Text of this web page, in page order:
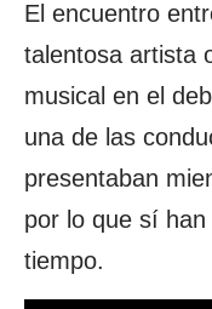
El encuentro
talentosa artista
musical en el
una de las
presentaban
por lo que sí
tiempo.